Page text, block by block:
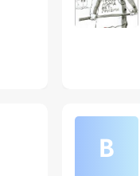
В